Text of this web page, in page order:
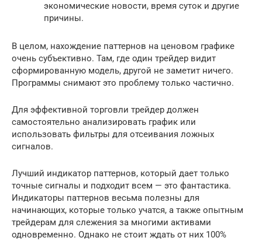
экономические новости, время суток и другие
причины.
В целом, нахождение паттернов на ценовом графике
очень субъективно. Там, где один трейдер видит
сформированную модель, другой не заметит ничего.
Программы снимают это проблему только частично.
Для эффективной торговли трейдер должен
самостоятельно анализировать график или
использовать фильтры для отсеивания ложных
сигналов.
Лучший индикатор паттернов, который дает только
точные сигналы и подходит всем — это фантастика.
Индикаторы паттернов весьма полезны для
начинающих, которые только учатся, а также опытным
трейдерам для слежения за многими активами
одновременно. Однако не стоит ждать от них 100%